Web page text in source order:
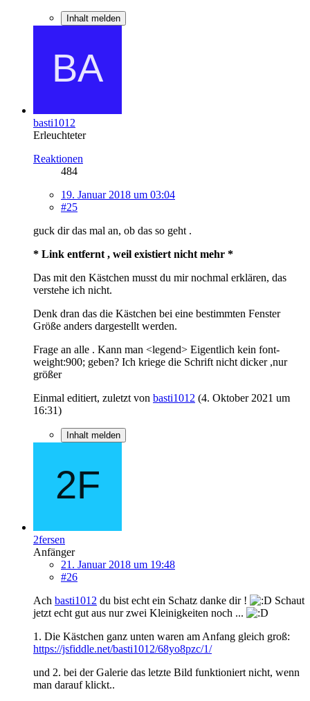
Inhalt melden
basti1012
Erleuchteter
Reaktionen
484
19. Januar 2018 um 03:04
#25
guck dir das mal an, ob das so geht .
* Link entfernt , weil existiert nicht mehr *
Das mit den Kästchen musst du mir nochmal erklären, das
verstehe ich nicht.
Denk dran das die Kästchen bei eine bestimmten Fenster
Größe anders dargestellt werden.
Frage an alle . Kann man <legend> Eigentlich kein font-
weight:900; geben? Ich kriege die Schrift nicht dicker ,nur
größer
Einmal editiert, zuletzt von basti1012 (4. Oktober 2021 um
16:31)
Inhalt melden
2fersen
Anfänger
21. Januar 2018 um 19:48
#26
Ach basti1012 du bist echt ein Schatz danke dir !
Schaut
jetzt echt gut aus nur zwei Kleinigkeiten noch ...
1. Die Kästchen ganz unten waren am Anfang gleich groß:
https://jsfiddle.net/basti1012/68yo8pzc/1/
und 2. bei der Galerie das letzte Bild funktioniert nicht, wenn
man darauf klickt..